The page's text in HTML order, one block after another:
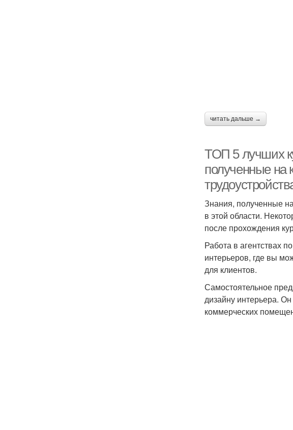
читать дальше →
ТОП 5 лучших
полученные на
Знания, полученные
в этой области.
после прохождения
Работа в агентствах
интерьеров, где вы
для клиентов.
Самостоятельное
дизайну интерьера.
коммерческих